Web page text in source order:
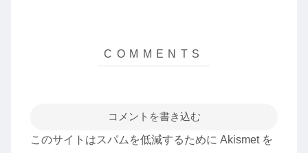
コメントを書き込む
このサイトはスパムを低減するために Akismet を